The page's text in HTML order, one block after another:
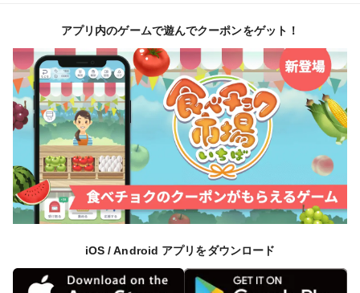
アプリ内のゲームで遊んでクーポンをゲット！
iOS / Android アプリをダウンロード